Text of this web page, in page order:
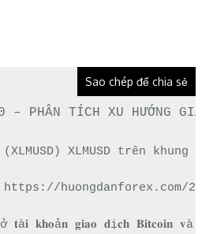
Sao chép để chia sẻ
PHÂN TÍCH XU HƯỚNG GIÁ
XLMUSD trên
https://huongdanforex.com/
𝐤𝐡𝐨ả𝐧 𝐠𝐢𝐚𝐨 𝐝ị𝐜𝐡 𝐁𝐢𝐭𝐜𝐨𝐢𝐧 𝐯à